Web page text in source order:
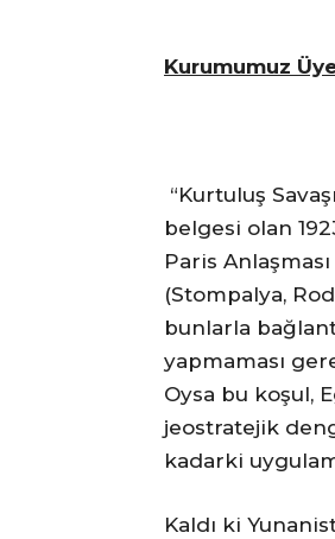
Kurumumuz
“Kurtuluş
belgesi olan
Paris
(Stompalya,
bunlarla
yapmaması
Oysa bu koşul,
jeostratejik
kadarki
Kaldı ki